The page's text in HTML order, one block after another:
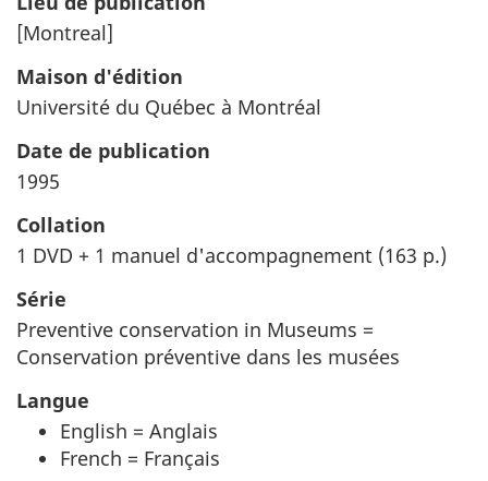
[Montreal]
Maison d'édition
Université du Québec à Montréal
Date de publication
1995
Collation
1 DVD + 1 manuel d'accompagnement (163 p.)
Série
Preventive conservation in Museums =
Conservation préventive dans les musées
Langue
English = Anglais
French = Français